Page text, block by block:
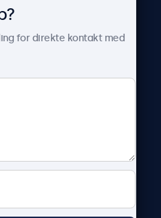
Beetronics
& oppdateringer
oss
og vilkår
for direkte kontakt med